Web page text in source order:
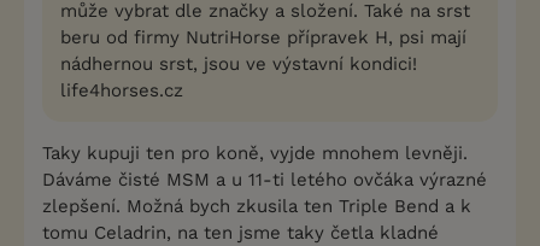
může vybrat dle značky a složení. Také na srst
beru od firmy NutriHorse přípravek H, psi mají
nádhernou srst, jsou ve výstavní kondici!
life4horses.cz
Taky kupuji ten pro koně, vyjde mnohem levněji.
Dáváme čisté MSM a u 11-ti letého ovčáka výrazné
zlepšení. Možná bych zkusila ten Triple Bend a k
tomu Celadrin, na ten jsme taky četla kladné